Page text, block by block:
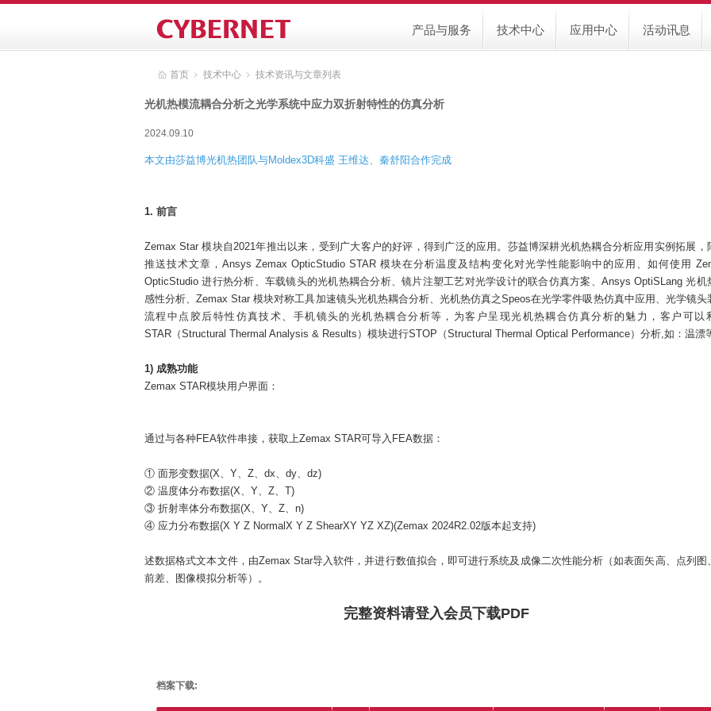
活动讯息
应用中心
技术中心
产品与服务
首页 ﹥ 技术中心 ﹥ 技术资讯与文章列表
光机热模流耦合分析之光学系统中应力双折射特性的仿真分析
2024.09.10
本文由莎益博光机热团队与Moldex3D科盛 王维达、秦舒阳合作完成
1. 前言
Zemax Star 模块自2021年推出以来，受到广大客户的好评，得到广泛的应用。莎益博深耕光机热耦合分析应用实例拓展，
推送技术文章，Ansys Zemax OpticStudio STAR 模块在分析温度及结构变化对光学性能影响中的应用、如何使用
OpticStudio 进行热分析、车载镜头的光机热耦合分析、镜片注塑工艺对光学设计的联合仿真方案、Ansys OptiSLang 光机
感性分析、Zemax Star 模块对称工具加速镜头光机热耦合分析、光机热仿真之Speos在光学零件吸热仿真中应用、光学镜头
流程中点胶后特性仿真技术、手机镜头的光机热耦合分析等，为客户呈现光机热耦合仿真分析的魅力，客户可以
STAR（Structural Thermal Analysis & Results）模块进行STOP（Structural Thermal Optical Performance）分析,如：温漂
1) 成熟功能
Zemax STAR模块用户界面：
通过与各种FEA软件串接，获取上Zemax STAR可导入FEA数据：
① 面形变数据(X、Y、Z、dx、dy、dz)
② 温度体分布数据(X、Y、Z、T)
③ 折射率体分布数据(X、Y、Z、n)
④ 应力分布数据(X Y Z NormalX Y Z ShearXY YZ XZ)(Zemax 2024R2.02版本起支持)
述数据格式文本文件，由Zemax Star导入软件，并进行数值拟合，即可进行系统及成像二次性能分析（如表面矢高、点列图
前差、图像模拟分析等）。
完整资料请登入会员下载PDF
档案下载: